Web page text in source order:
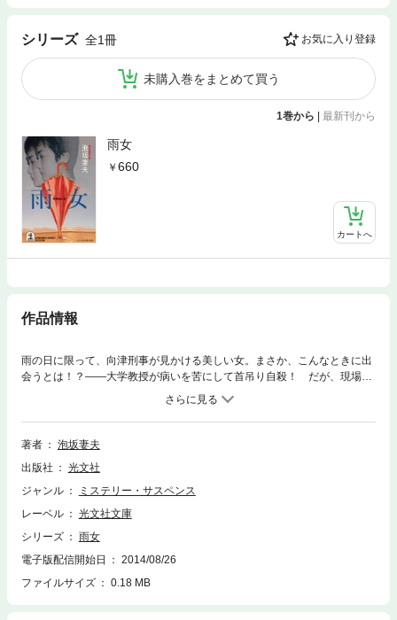
シリーズ 全1冊 お気に入り登録
未購入巻をまとめて買う
1巻から | 最新刊から
雨女
660
カートへ
作品情報
雨の日に限って、向津刑事が見かける美しい女。まさか、こんなときに出
会うとは！？――大学教授が病いを苦にして首吊り自殺！ だが、現場検
証に訪れた向津は、不審の念を抱く。踏み台に使った火鉢を、重病の彼が
動かせたはずがないのだ。そこへ、妻である彼女が……〃雨女〃が、現れ
た。（表題作）直木賞作家が描く、本格ミステリーのベストセレクト！
（『ぼくたちの太陽』改題）
著者
泡坂妻夫
出版社
光文社
ジャンル
ミステリー・サスペンス
レーベル
光文社文庫
シリーズ
雨女
電子版配信開始日
2014/08/26
ファイルサイズ
0.18 MB